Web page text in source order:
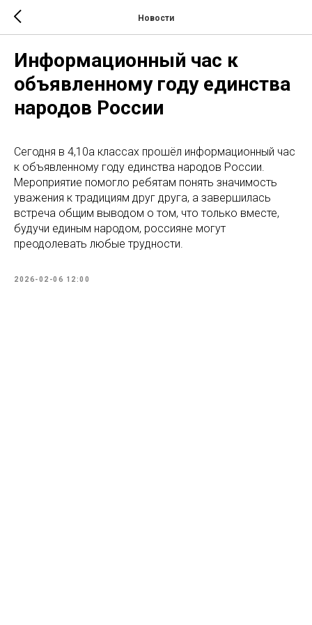
Новости
Информационный час к
объявленному году единства
народов России
Сегодня в 4,10а классах прошёл информационный час
к объявленному году единства народов России.
Мероприятие помогло ребятам понять значимость
уважения к традициям друг друга, а завершилась
встреча общим выводом о том, что только вместе,
будучи единым народом, россияне могут
преодолевать любые трудности.
2026-02-06 12:00